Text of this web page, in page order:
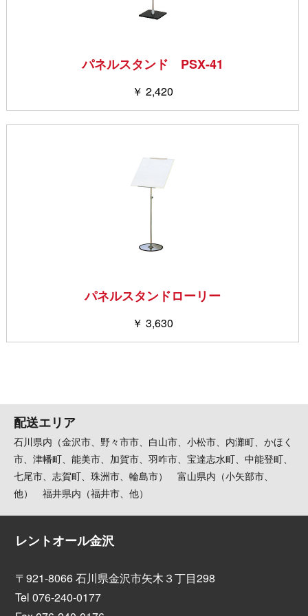
パネルスタンド PSX-41
￥ 2,420
パネルスタンドローリー
￥ 3,630
配送エリア
石川県内（金沢市、野々市市、白山市、小松市、内灘町、かほく
市、津幡町、能美市、加賀市、羽咋市、宝達志水町、中能登町、
七尾市、志賀町、珠洲市、輪島市） 富山県内（小矢部市、
他） 福井県内（福井市、他）
レントオール金沢
〒921-8066 石川県金沢市矢木３丁目298
Tel 076-240-0177